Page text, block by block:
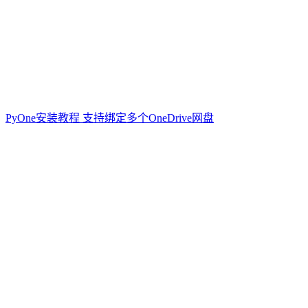
PyOne安装教程 支持绑定多个OneDrive网盘